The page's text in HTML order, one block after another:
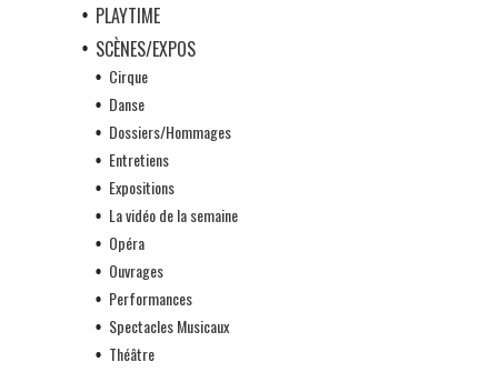
PLAYTIME
SCÈNES/EXPOS
Cirque
Danse
Dossiers/Hommages
Entretiens
Expositions
La vidéo de la semaine
Opéra
Ouvrages
Performances
Spectacles Musicaux
Théâtre